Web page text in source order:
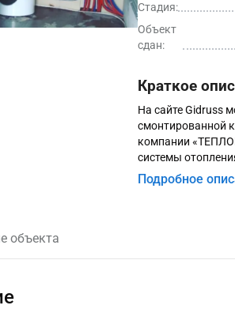
Стадия:
Объект
сдан:
Краткое
На сайте Gidruss
смонтированной
компании
системы
Подробное
объекта